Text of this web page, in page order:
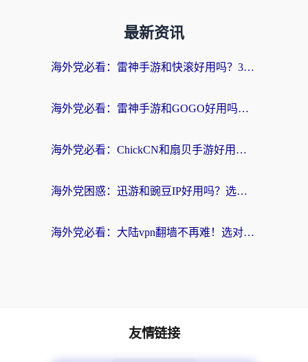
最新资讯
海外党必看：雷神手游和快滚好用吗？3步选对回国加速器无缝刷国内资源
海外党必看：雷神手游和GOGO好用吗？3步选对回国加速器，无缝刷剧玩原神
海外党必看：ChickCN和扇贝手游好用吗？3步选对回国加速器无缝刷国内资源
海外党困惑：迅游和豌豆IP好用吗？选对回国加速器，刷剧游戏再也不卡
海外党必看：大陆vpn翻墙不再难！选对加速器，无缝刷国内资源
友情链接